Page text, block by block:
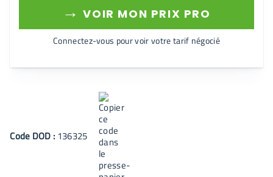
→ VOIR MON PRIX PRO
Connectez-vous pour voir votre tarif négocié
Code DOD : 136325